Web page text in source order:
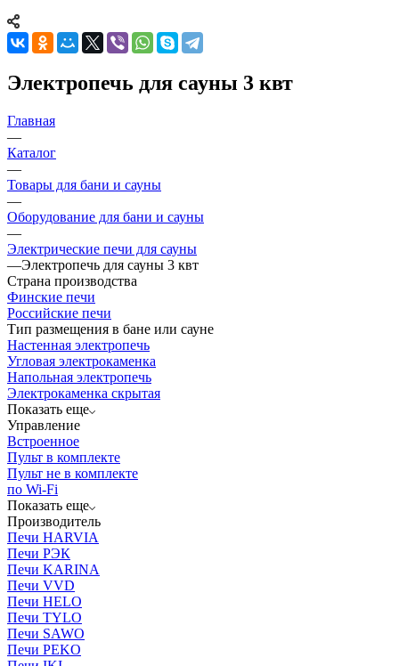
Электропечь для сауны 3 квт
Главная
—
Каталог
—
Товары для бани и сауны
—
Оборудование для бани и сауны
—
Электрические печи для сауны
—Электропечь для сауны 3 квт
Страна производства
Финские печи
Российские печи
Тип размещения в бане или сауне
Настенная электропечь
Угловая электрокаменка
Напольная электропечь
Электрокаменка скрытая
Показать еще
Управление
Встроенное
Пульт в комплекте
Пульт не в комплекте
по Wi-Fi
Показать еще
Производитель
Печи HARVIA
Печи РЭК
Печи KARINA
Печи VVD
Печи HELO
Печи TYLO
Печи SAWO
Печи PEKO